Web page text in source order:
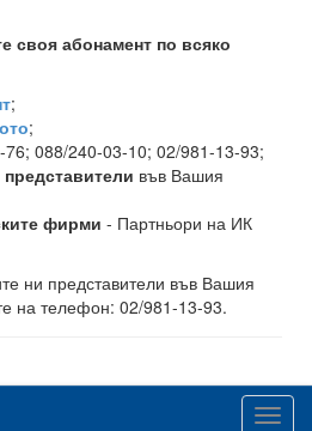
своя абонамент по всяко
;
;
76; 088/240-03-10; 02/981-13-93;
във Вашия
фирми - Партньори на ИК
ни представители във Вашия
на телефон: 02/981-13-93.